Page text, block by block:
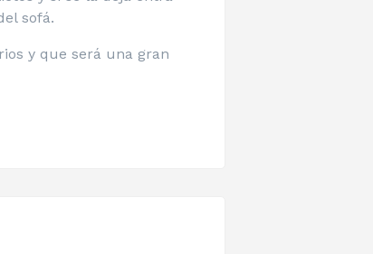
sofá.
y que será una gran